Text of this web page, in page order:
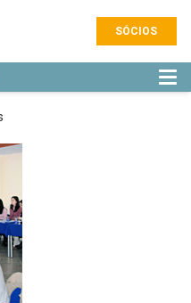
SÓCIOS